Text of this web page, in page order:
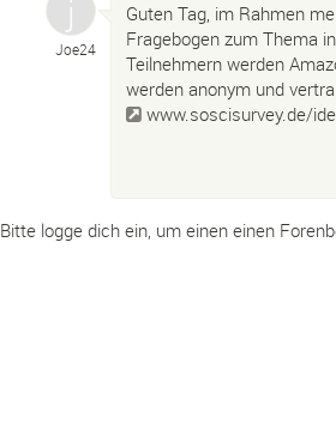
Joe24
Guten Tag, im Rahmen
Fragebogen zum Thema
Teilnehmern werden
werden anonym und
www.soscisurvey.de/
Bitte logge dich ein, um einen einen